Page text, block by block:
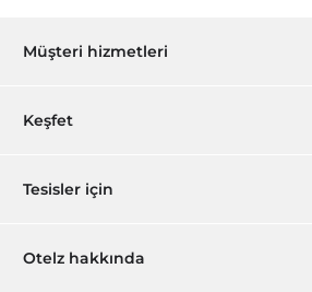
Hastaneye kolay ulaşım (15 dakika)
Isıtma
Müşteri hizmetleri
Rezervasyon yönet
Keşfet
Hediye Kart
Tesisler için
Hemen tesisinizi ekleyin
Otelz hakkında